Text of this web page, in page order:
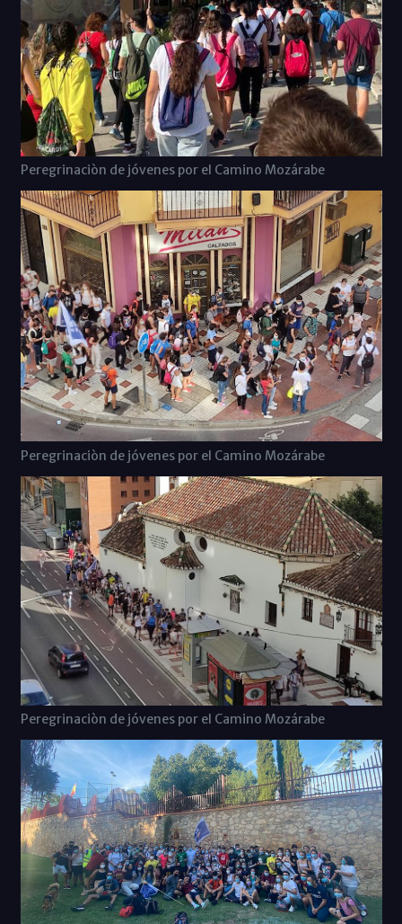
Peregrinaciòn de jóvenes por el Camino Mozárabe
Peregrinaciòn de jóvenes por el Camino Mozárabe
Peregrinaciòn de jóvenes por el Camino Mozárabe